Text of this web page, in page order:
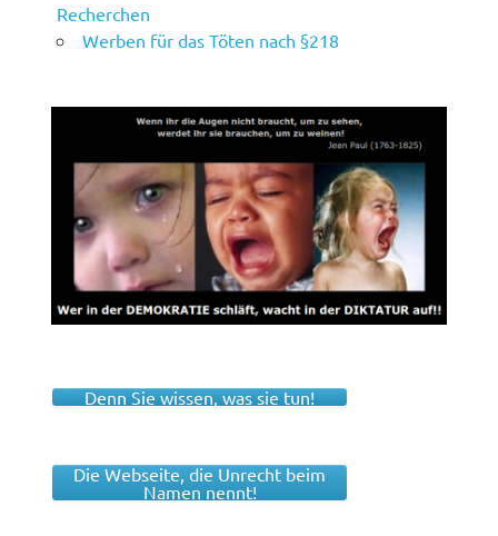
Recherchen
Werben für das Töten nach §218
Denn Sie wissen, was sie tun!
Die Webseite, die Unrecht beim
Namen nennt!